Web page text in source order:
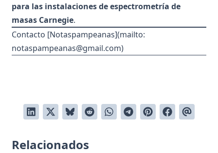
para las instalaciones de espectrometría de
masas Carnegie.
Contacto [Notaspampeanas](mailto:
notaspampeanas@gmail.com)
Relacionados